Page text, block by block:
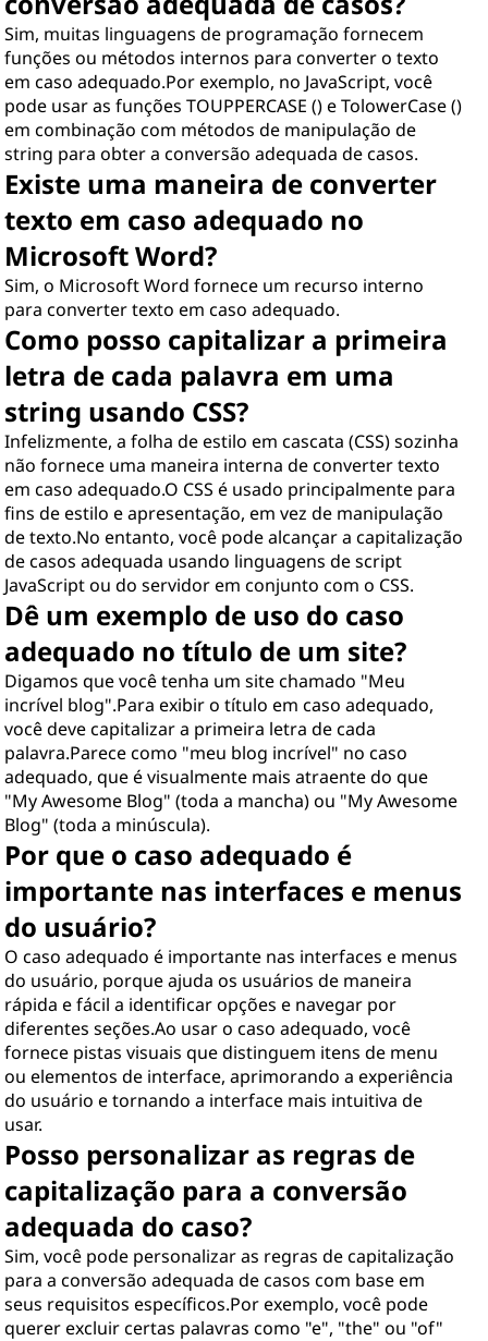
Sim, muitas linguagens de programação fornecem
funções ou métodos internos para converter o texto
em caso adequado.Por exemplo, no JavaScript, você
pode usar as funções TOUPPERCASE () e TolowerCase ()
em combinação com métodos de manipulação de
string para obter a conversão adequada de casos.
Existe uma maneira de converter
texto em caso adequado no
Microsoft Word?
Sim, o Microsoft Word fornece um recurso interno
para converter texto em caso adequado.
Como posso capitalizar a primeira
letra de cada palavra em uma
string usando CSS?
Infelizmente, a folha de estilo em cascata (CSS) sozinha
não fornece uma maneira interna de converter texto
em caso adequado.O CSS é usado principalmente para
fins de estilo e apresentação, em vez de manipulação
de texto.No entanto, você pode alcançar a capitalização
de casos adequada usando linguagens de script
JavaScript ou do servidor em conjunto com o CSS.
Dê um exemplo de uso do caso
adequado no título de um site?
Digamos que você tenha um site chamado "Meu
incrível blog".Para exibir o título em caso adequado,
você deve capitalizar a primeira letra de cada
palavra.Parece como "meu blog incrível" no caso
adequado, que é visualmente mais atraente do que
"My Awesome Blog" (toda a mancha) ou "My Awesome
Blog" (toda a minúscula).
Por que o caso adequado é
importante nas interfaces e menus
do usuário?
O caso adequado é importante nas interfaces e menus
do usuário, porque ajuda os usuários de maneira
rápida e fácil a identificar opções e navegar por
diferentes seções.Ao usar o caso adequado, você
fornece pistas visuais que distinguem itens de menu
ou elementos de interface, aprimorando a experiência
do usuário e tornando a interface mais intuitiva de
usar.
Posso personalizar as regras de
capitalização para a conversão
adequada do caso?
Sim, você pode personalizar as regras de capitalização
para a conversão adequada de casos com base em
seus requisitos específicos.Por exemplo, você pode
querer excluir certas palavras como "e", "the" ou "of"